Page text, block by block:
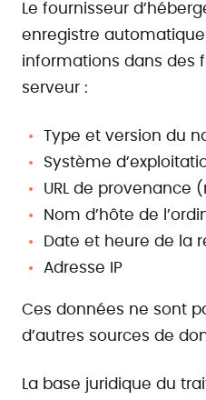
Le fournisseur
enregistre
informations dans des
serveur :
Type et version du
Système
URL de provenance
Nom d’hôte de
Date et heure de la
Adresse IP
Ces données ne sont
d’autres sources de
La base juridique du